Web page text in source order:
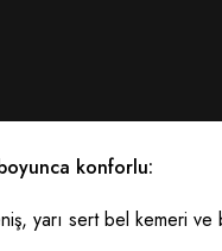
konforlu:
yarı sert bel kemeri ve